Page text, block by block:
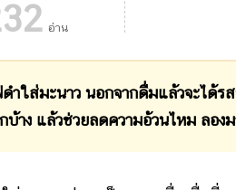
อ่าน
ำใส่มะนาว นอกจากดื่มแล้วจะได้
บ้าง แล้วช่วยลดความอ้วนไหม ลอง